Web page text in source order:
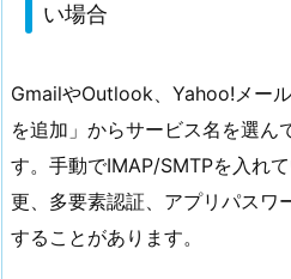
い場合
GmailやOutlook、Yahoo!メー
を追加」からサービス名を選ん
す。手動でIMAP/SMTPを入れ
更、多要素認証、アプリパスワ
することがあります。